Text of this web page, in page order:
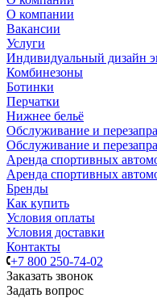
О компании
Вакансии
Услуги
Индивидуальный дизайн
Комбинезоны
Ботинки
Перчатки
Нижнее бельё
Обслуживание и
Обслуживание и
Аренда спортивных
Аренда спортивных
Бренды
Как купить
Условия оплаты
Условия доставки
Контакты
+7 800 250-74-02
Заказать звонок
Задать вопрос